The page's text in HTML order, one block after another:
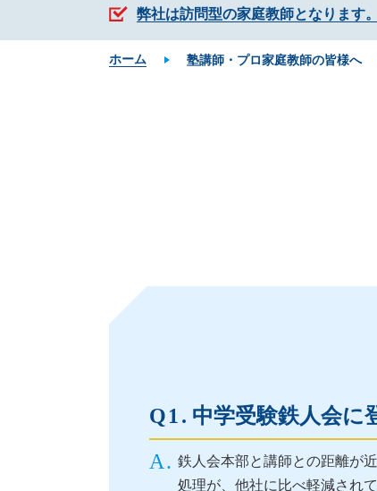
弊社は訪問型の家庭教師となります。
ホーム 塾講師・プロ家庭教師の皆様へ
中学受験鉄人会に
鉄人会本部と講師との距離が
処理が、他社に比べ軽減され